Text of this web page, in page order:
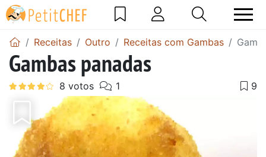
Receitas Outro Receitas com Gambas
Gambas panadas